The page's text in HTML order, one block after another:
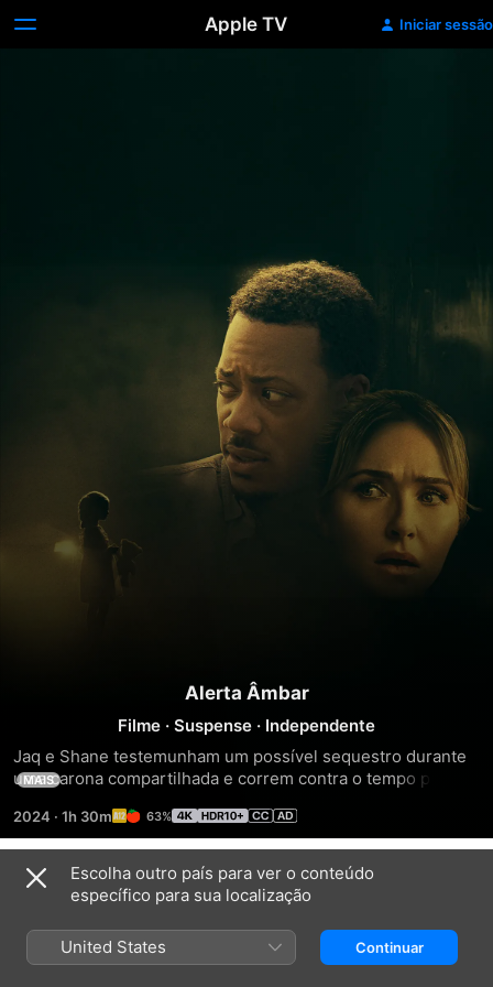
Apple TV Iniciar sessão
Alerta Âmbar
Filme · Suspense · Independente
Jaq e Shane testemunham um possível sequestro durante
uma carona compartilhada e correm contra o tempo para
MAIS
2024 · 1h 30m 63%
Trailers
Escolha outro país para ver o conteúdo
específico para sua localização
United States Continuar